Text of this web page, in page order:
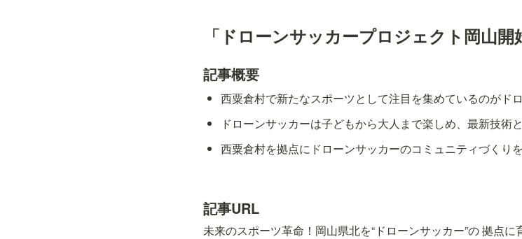
「ドローンサッカープロジェクト岡山開
記事概要
西粟倉村で新たなスポーツとして注目を集めているのがド
ドローンサッカーは子どもから大人まで楽しめ、最新技術
西粟倉村を拠点にドローンサッカーのコミュニティづくり
記事URL
未来のスポーツ革命！岡山県北を“ドローンサッカー”の 拠点